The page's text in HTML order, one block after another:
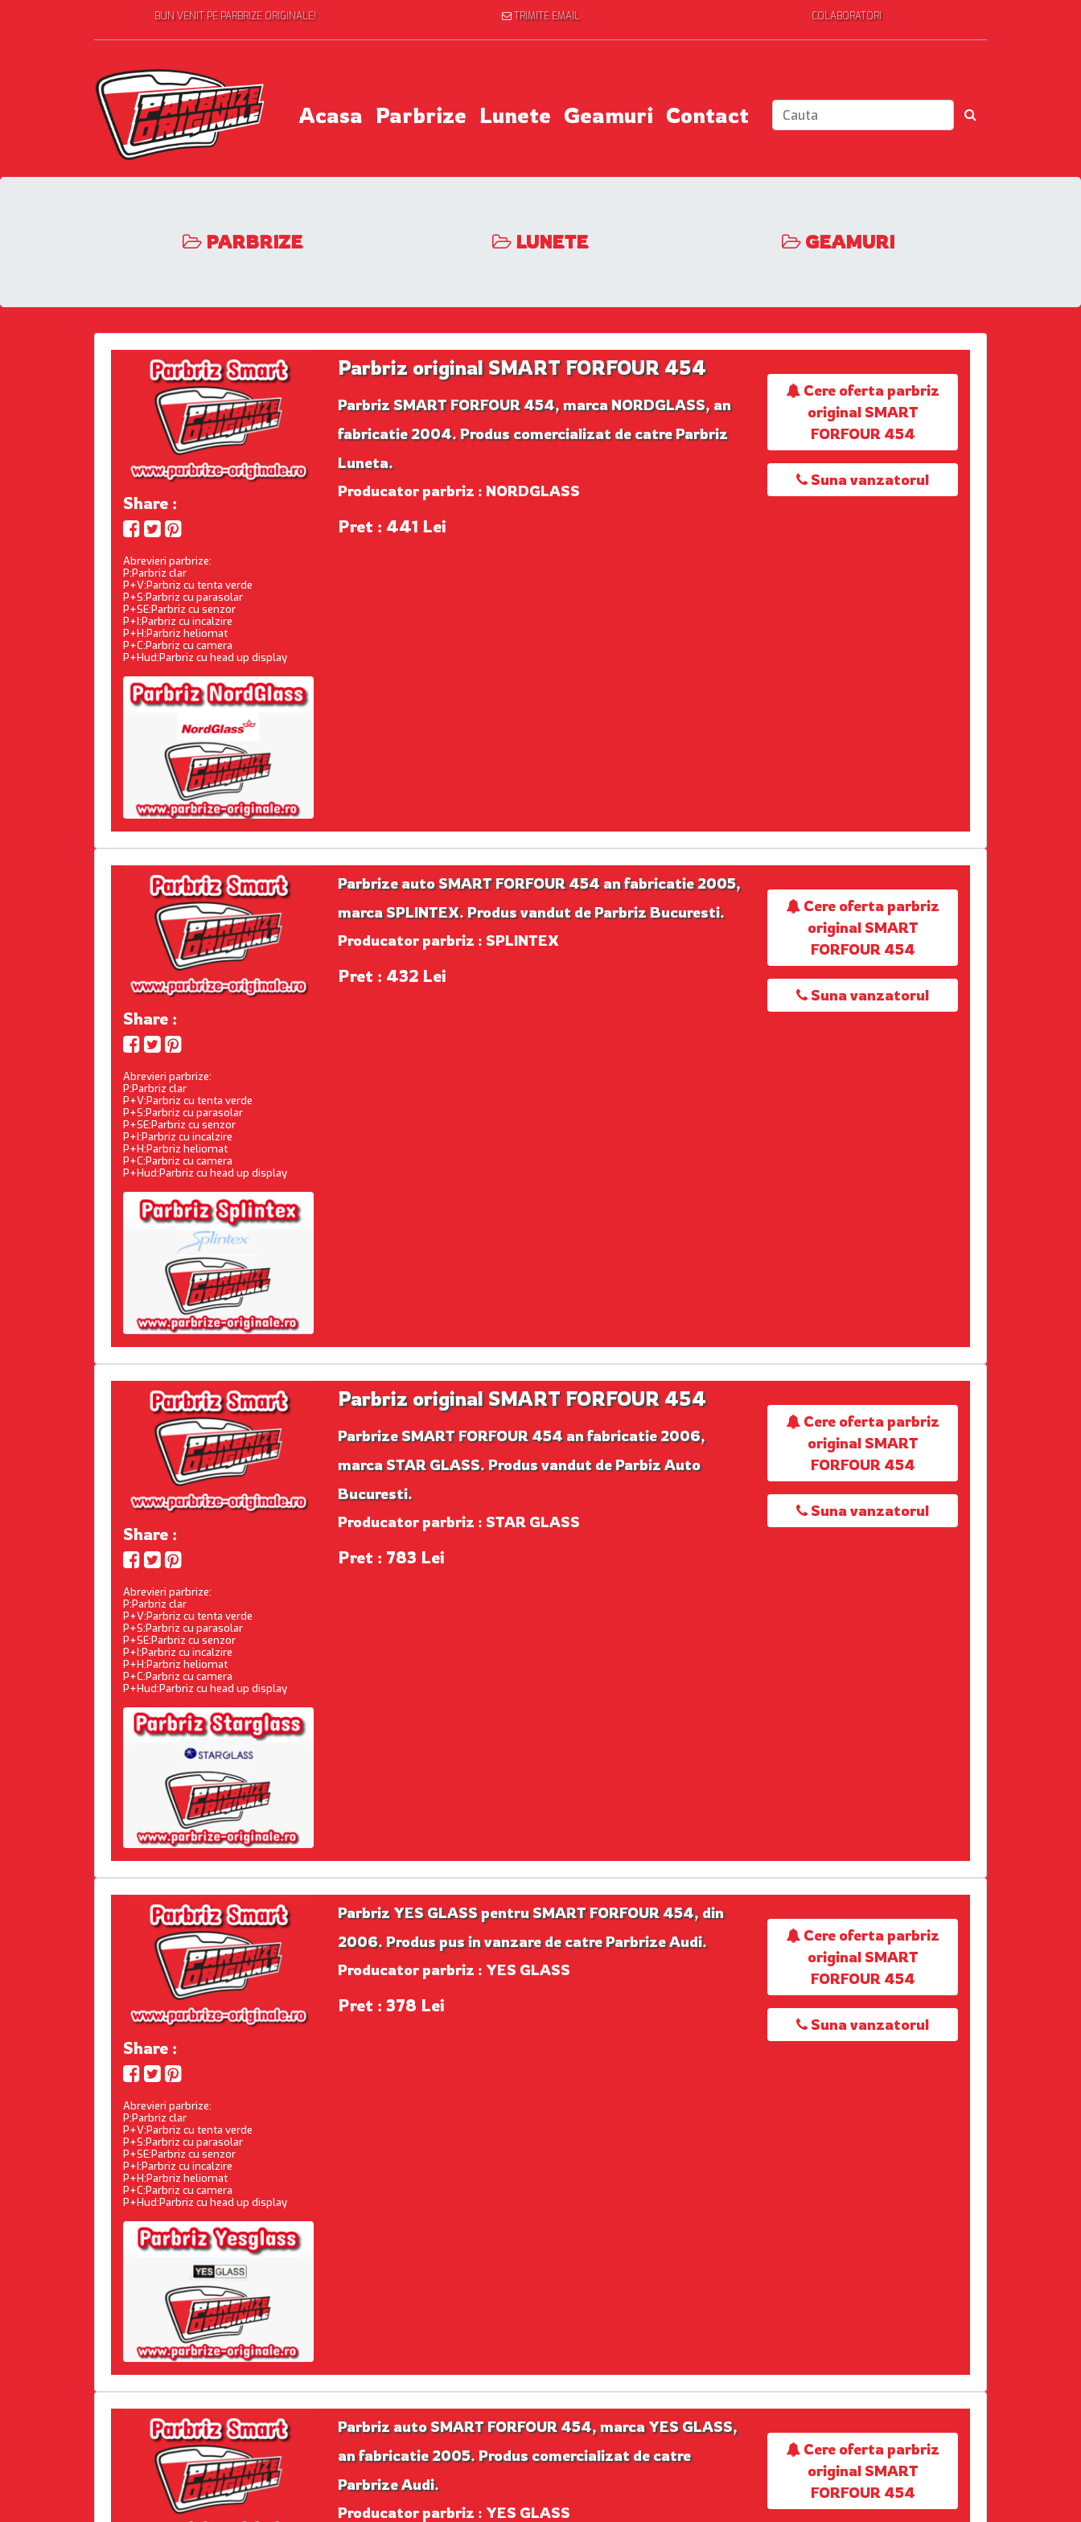
BUN VENIT PE PARBRIZE ORIGINALE! TRIMITE EMAIL COLABORATORI
Acasa Parbrize Lunete Geamuri Contact
PARBRIZE LUNETE GEAMURI
Share :
Abrevieri parbrize:
P:Parbriz clar
P+V:Parbriz cu tenta verde
P+S:Parbriz cu parasolar
P+SE:Parbriz cu senzor
P+I:Parbriz cu incalzire
P+H:Parbriz heliomat
P+C:Parbriz cu camera
P+Hud:Parbriz cu head up display
Parbriz original SMART FORFOUR 454
Parbriz SMART FORFOUR 454, marca NORDGLASS, an
fabricatie 2004. Produs comercializat de catre Parbriz
Luneta.
Producator parbriz : NORDGLASS
Pret : 441 Lei
Cere oferta parbriz
original SMART
FORFOUR 454
Suna vanzatorul
Share :
Abrevieri parbrize:
P:Parbriz clar
P+V:Parbriz cu tenta verde
P+S:Parbriz cu parasolar
P+SE:Parbriz cu senzor
P+I:Parbriz cu incalzire
P+H:Parbriz heliomat
P+C:Parbriz cu camera
P+Hud:Parbriz cu head up display
Parbrize auto SMART FORFOUR 454 an fabricatie 2005,
marca SPLINTEX. Produs vandut de Parbriz Bucuresti.
Producator parbriz : SPLINTEX
Pret : 432 Lei
Cere oferta parbriz
original SMART
FORFOUR 454
Suna vanzatorul
Share :
Abrevieri parbrize:
P:Parbriz clar
P+V:Parbriz cu tenta verde
P+S:Parbriz cu parasolar
P+SE:Parbriz cu senzor
P+I:Parbriz cu incalzire
P+H:Parbriz heliomat
P+C:Parbriz cu camera
P+Hud:Parbriz cu head up display
Parbriz original SMART FORFOUR 454
Parbrize SMART FORFOUR 454 an fabricatie 2006,
marca STAR GLASS. Produs vandut de Parbiz Auto
Bucuresti.
Producator parbriz : STAR GLASS
Pret : 783 Lei
Cere oferta parbriz
original SMART
FORFOUR 454
Suna vanzatorul
Share :
Abrevieri parbrize:
P:Parbriz clar
P+V:Parbriz cu tenta verde
P+S:Parbriz cu parasolar
P+SE:Parbriz cu senzor
P+I:Parbriz cu incalzire
P+H:Parbriz heliomat
P+C:Parbriz cu camera
P+Hud:Parbriz cu head up display
Parbriz YES GLASS pentru SMART FORFOUR 454, din
2006. Produs pus in vanzare de catre Parbrize Audi.
Producator parbriz : YES GLASS
Pret : 378 Lei
Cere oferta parbriz
original SMART
FORFOUR 454
Suna vanzatorul
Parbriz auto SMART FORFOUR 454, marca YES GLASS,
an fabricatie 2005. Produs comercializat de catre
Parbrize Audi.
Producator parbriz : YES GLASS
Cere oferta parbriz
original SMART
FORFOUR 454